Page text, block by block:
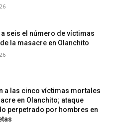
seis el número de víctimas
la masacre en Olanchito
a las cinco víctimas mortales
en Olanchito; ataque
perpetrado por hombres en